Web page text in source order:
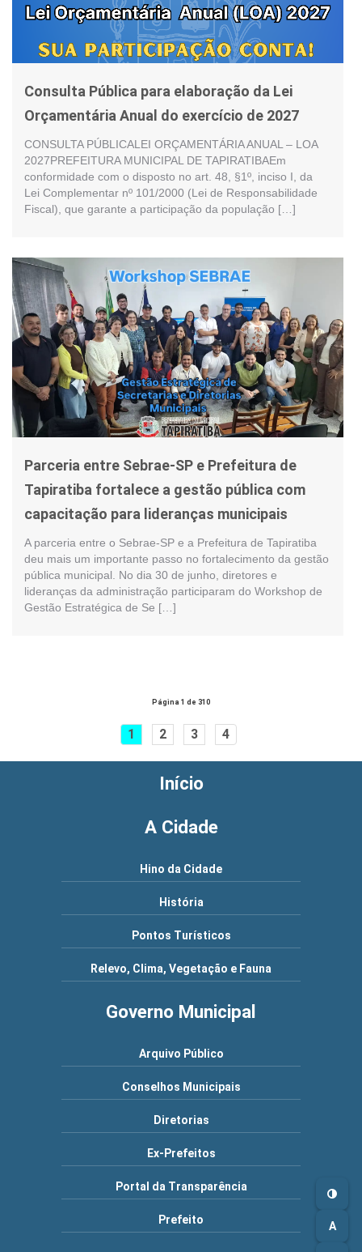
A
Consulta Pública para elaboração da Lei
Orçamentária Anual do exercício de 2027
CONSULTA PÚBLICALEI ORÇAMENTÁRIA ANUAL – LOA
2027PREFEITURA MUNICIPAL DE TAPIRATIBAEm
conformidade com o disposto no art. 48, §1º, inciso I, da
Lei Complementar nº 101/2000 (Lei de Responsabilidade
Fiscal), que garante a participação da população […]
Parceria entre Sebrae-SP e Prefeitura de
Tapiratiba fortalece a gestão pública com
capacitação para lideranças municipais
A parceria entre o Sebrae-SP e a Prefeitura de Tapiratiba
deu mais um importante passo no fortalecimento da gestão
pública municipal. No dia 30 de junho, diretores e
lideranças da administração participaram do Workshop de
Gestão Estratégica de Se […]
Página 1 de 310
1 2 3 4
Início
A Cidade
Hino da Cidade
História
Pontos Turísticos
Relevo, Clima, Vegetação e Fauna
Governo Municipal
Arquivo Público
Conselhos Municipais
Diretorias
Ex-Prefeitos
Portal da Transparência
Prefeito